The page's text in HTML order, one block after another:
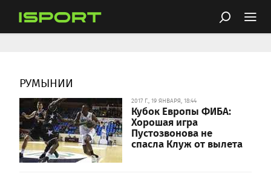
РУМЫНИИ
2017 Г., 19 ЯНВАРЯ, 18:44
Кубок Европы ФИБА:
Хорошая игра
Пустозвонова не
спасла Клуж от вылета